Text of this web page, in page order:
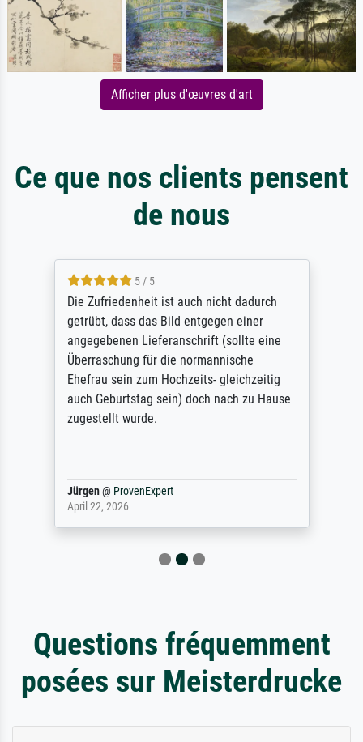
Afficher plus d'œuvres d'art
Ce que nos clients pensent
de nous
5 / 5
Die Zufriedenheit ist auch nicht dadurch
getrübt, dass das Bild entgegen einer
angegebenen Lieferanschrift (sollte eine
Überraschung für die normannische
Ehefrau sein zum Hochzeits- gleichzeitig
auch Geburtstag sein) doch nach zu Hause
zugestellt wurde.
Jürgen@ ProvenExpert
April 22, 2026
Questions fréquemment
posées sur Meisterdrucke